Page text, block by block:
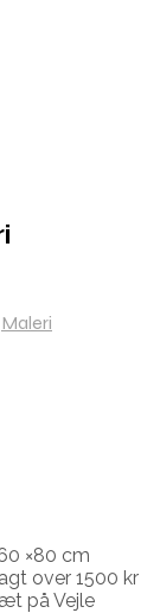
Maleri
×80 cm
over 1500 kr
på Vejle